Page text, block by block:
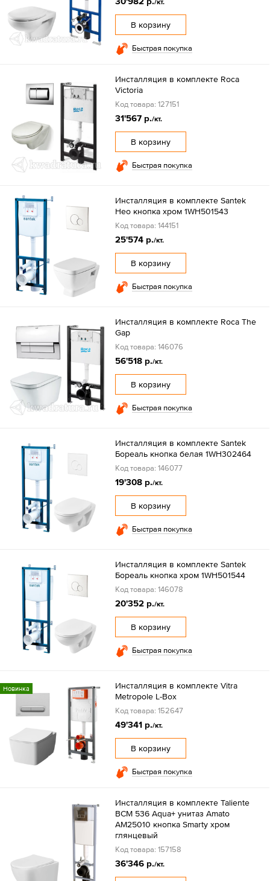
/кт.
В корзину
Быстрая покупка
Инсталляция в комплекте Roca
Victoria
Код товара: 127151
31'567 р./кт.
В корзину
Быстрая покупка
Инсталляция в комплекте Santek
Нео кнопка хром 1WH501543
Код товара: 144151
25'574 р./кт.
В корзину
Быстрая покупка
Инсталляция в комплекте Roca The
Gap
Код товара: 146076
56'518 р./кт.
В корзину
Быстрая покупка
Инсталляция в комплекте Santek
Бореаль кнопка белая 1WH302464
Код товара: 146077
19'308 р./кт.
В корзину
Быстрая покупка
Инсталляция в комплекте Santek
Бореаль кнопка хром 1WH501544
Код товара: 146078
20'352 р./кт.
В корзину
Быстрая покупка
Новинка
Инсталляция в комплекте Vitra
Metropole L-Box
Код товара: 152647
49'341 р./кт.
В корзину
Быстрая покупка
Инсталляция в комплекте Taliente
BCM 536 Aqua+ унитаз Amato
AM25010 кнопка Smarty хром
глянцевый
Код товара: 157158
36'346 р./кт.